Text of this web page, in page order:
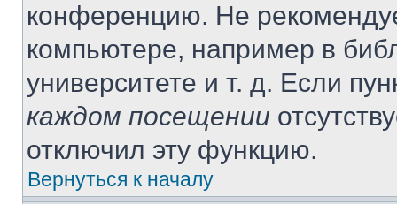
конференцию. Не
компьютере, например в
университете и т. д. Если
каждом посещении
отключил эту функцию.
Вернуться к началу